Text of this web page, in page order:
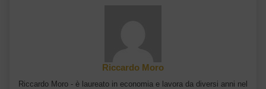
Riccardo Moro
Riccardo Moro - è laureato in economia e lavora da diversi anni nel